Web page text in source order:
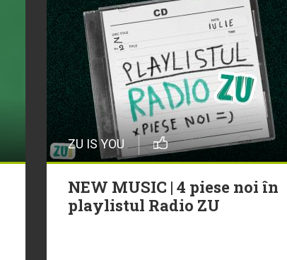
ZU IS YOU
NEW MUSIC | 4 piese noi în
playlistul Radio ZU